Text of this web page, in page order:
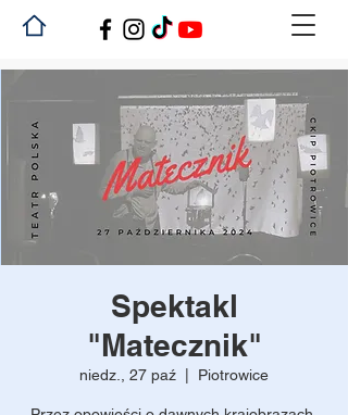
Spektakl
"Matecznik"
niedz., 27 paź Piotrowice